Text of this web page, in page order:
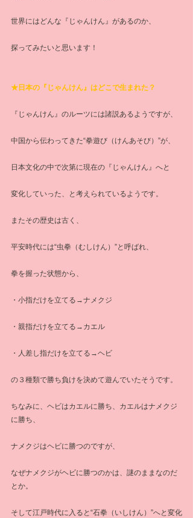
世界にはどんな『じゃんけん』があるのか、
探ってみたいと思います！
★日本の『じゃんけん』はどこで生まれた？
『じゃんけん』のルーツには諸説あるようですが、
中国から伝わってきた“拳遊び（けんあそび）”が、
日本文化の中で次第に現在の『じゃんけん』へと
変化していった、と考えられているようです。
またその歴史は古く、
平安時代には“虫拳（むしけん）”と呼ばれ、
拳を握った状態から、
・小指だけを立てる→ナメクジ
・親指だけを立てる→カエル
・人差し指だけを立てる→ヘビ
の３種類で勝ち負けを決めて遊んでいたそうです。
ちなみに、ヘビはカエルに勝ち、カエルはナメクジ
に勝ち、
ナメクジはヘビに勝つのですが、
なぜナメクジがヘビに勝つのかは、謎のままなのだ
とか。
そして江戸時代に入ると“石拳（いしけん）”へと変化